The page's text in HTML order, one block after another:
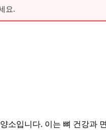
요.
소입니다. 이는 뼈 건강과